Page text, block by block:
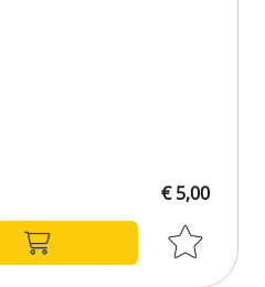
€ 5,00